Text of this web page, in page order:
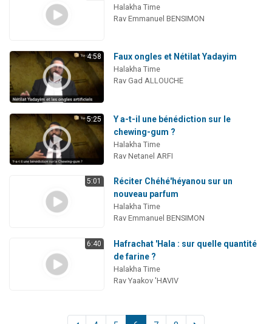
Halakha Time
Rav Emmanuel BENSIMON
4:58 Faux ongles et Nétilat Yadayim
Halakha Time
Rav Gad ALLOUCHE
5:25
Y a-t-il une bénédiction sur le
chewing-gum ?
Halakha Time
Rav Netanel ARFI
5:01
Réciter Chéhé'héyanou sur un
nouveau parfum
Halakha Time
Rav Emmanuel BENSIMON
6:40
Hafrachat 'Hala : sur quelle quantité
de farine ?
Halakha Time
Rav Yaakov 'HAVIV